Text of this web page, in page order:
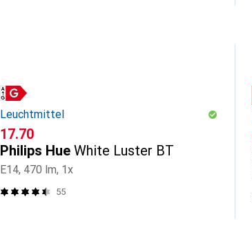
Leuchtmittel
CHF
17.70
Philips Hue White Luster BT
E14, 470 lm, 1x
55